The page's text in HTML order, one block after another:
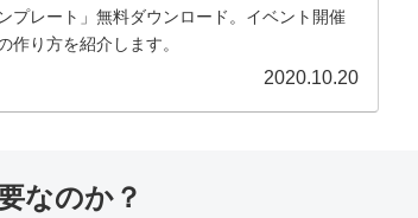
プレート」無料ダウンロード。イベント開催
作り方を紹介します。
2020.10.20
なのか？